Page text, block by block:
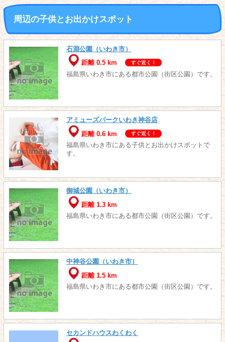
周辺の子供とお出かけスポット
石淵公園（いわき市）
距離 0.5 km
すぐ近く！
福島県いわき市にある都市公園（街区公園）です。
アミューズパークいわき神谷店
距離 0.6 km
すぐ近く！
福島県いわき市にある子供とお出かけスポットで
す。
御城公園（いわき市）
距離 1.3 km
福島県いわき市にある都市公園（街区公園）です。
中神谷公園（いわき市）
距離 1.5 km
福島県いわき市にある都市公園（街区公園）です。
セカンドハウスわくわく